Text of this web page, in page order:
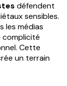
défendent
sensibles.
les médias
complicité
Cette
un terrain